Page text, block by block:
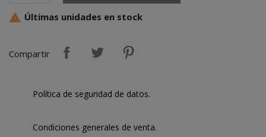
 Últimas unidades en stock
Compartir
Política de seguridad de datos.
Condiciones generales de venta.